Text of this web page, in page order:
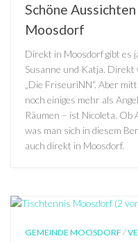
Schöne
Moosdorf
Direkt in Moosdorf gibt es
Susanne und Katja.
„Die FriseuriNN“. Aber
noch einiges mehr als
Räumen – ist Nicoleta. Ob
was man sich in diesem
auch direkt in Moosdorf.
GEMEINDE MOOSDORF/